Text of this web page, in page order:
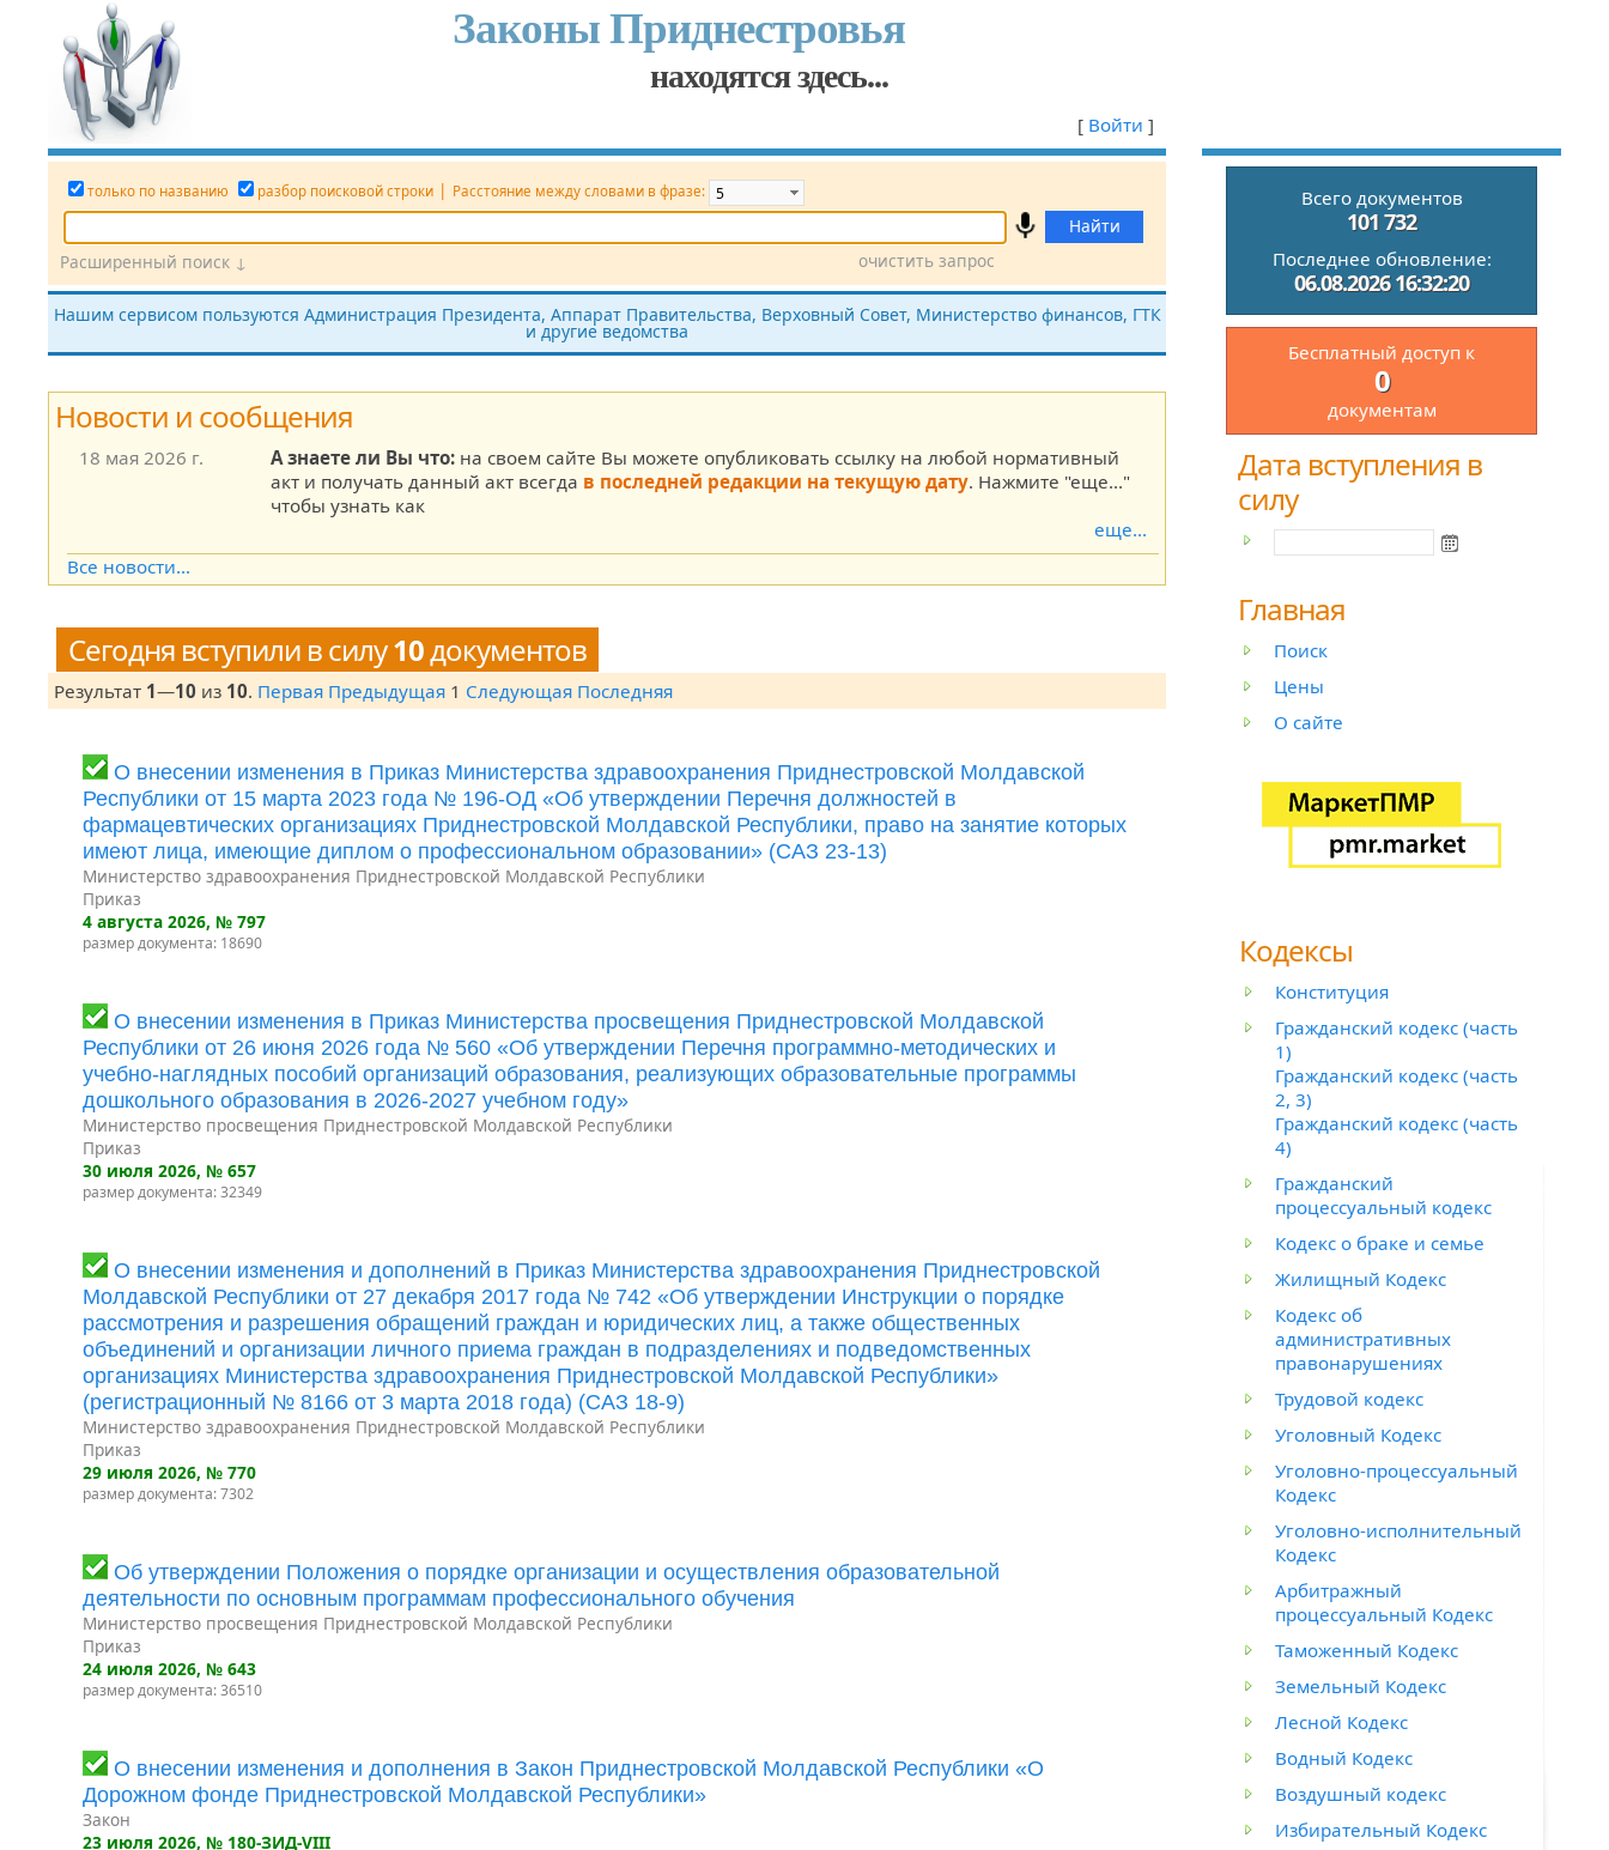
Законы Приднестровья
находятся здесь...
[ Войти ]
Всего документов
101 732
Последнее обновление:
06.08.2026 16:32:20
Бесплатный доступ к
0
документам
Дата вступления в
силу
Главная
Поиск
Цены
О сайте
Кодексы
Конституция
Гражданский кодекс (часть
1)
Гражданский кодекс (часть
2, 3)
Гражданский кодекс (часть
4)
Гражданский
процессуальный кодекс
Кодекс о браке и семье
Жилищный Кодекс
Кодекс об
административных
правонарушениях
Трудовой кодекс
Уголовный Кодекс
Уголовно-процессуальный
Кодекс
Уголовно-исполнительный
Кодекс
Арбитражный
процессуальный Кодекс
Таможенный Кодекс
Земельный Кодекс
Лесной Кодекс
Водный Кодекс
Воздушный кодекс
Избирательный Кодекс
только по названию разбор поисковой строки | Расстояние между словами в фразе:
Номер док. Дата Источник (САЗ)
без текста
очистить запрос
Расширенный поиск ↓
Нашим сервисом пользуются Администрация Президента, Аппарат Правительства, Верховный Совет, Министерство финансов, ГТК
и другие ведомства
Новости и сообщения
18 мая 2026 г. А знаете ли Вы что: на своем сайте Вы можете опубликовать ссылку на любой нормативный
акт и получать данный акт всегда в последней редакции на текущую дату. Нажмите "еще..."
чтобы узнать как
еще...
Все новости...
Сегодня вступили в силу10документов
Результат 1—10 из 10. Первая Предыдущая 1 Следующая Последняя
О внесении изменения в Приказ Министерства здравоохранения Приднестровской Молдавской
Республики от 15 марта 2023 года № 196-ОД «Об утверждении Перечня должностей в
фармацевтических организациях Приднестровской Молдавской Республики, право на занятие которых
имеют лица, имеющие диплом о профессиональном образовании» (САЗ 23-13)
Министерство здравоохранения Приднестровской Молдавской Республики
Приказ
4 августа 2026, № 797
размер документа: 18690
О внесении изменения в Приказ Министерства просвещения Приднестровской Молдавской
Республики от 26 июня 2026 года № 560 «Об утверждении Перечня программно-методических и
учебно-наглядных пособий организаций образования, реализующих образовательные программы
дошкольного образования в 2026-2027 учебном году»
Министерство просвещения Приднестровской Молдавской Республики
Приказ
30 июля 2026, № 657
размер документа: 32349
О внесении изменения и дополнений в Приказ Министерства здравоохранения Приднестровской
Молдавской Республики от 27 декабря 2017 года № 742 «Об утверждении Инструкции о порядке
рассмотрения и разрешения обращений граждан и юридических лиц, а также общественных
объединений и организации личного приема граждан в подразделениях и подведомственных
организациях Министерства здравоохранения Приднестровской Молдавской Республики»
(регистрационный № 8166 от 3 марта 2018 года) (САЗ 18-9)
Министерство здравоохранения Приднестровской Молдавской Республики
Приказ
29 июля 2026, № 770
размер документа: 7302
Об утверждении Положения о порядке организации и осуществления образовательной
деятельности по основным программам профессионального обучения
Министерство просвещения Приднестровской Молдавской Республики
Приказ
24 июля 2026, № 643
размер документа: 36510
О внесении изменения и дополнения в Закон Приднестровской Молдавской Республики «О
Дорожном фонде Приднестровской Молдавской Республики»
Закон
23 июля 2026, № 180-ЗИД-VIII